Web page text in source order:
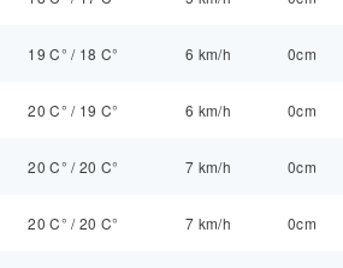
19 C° / 18 C° 6 km/h 0cm
20 C° / 19 C° 6 km/h 0cm
20 C° /20 C° 7 km/h 0cm
20 C° /20 C° 7 km/h 0cm